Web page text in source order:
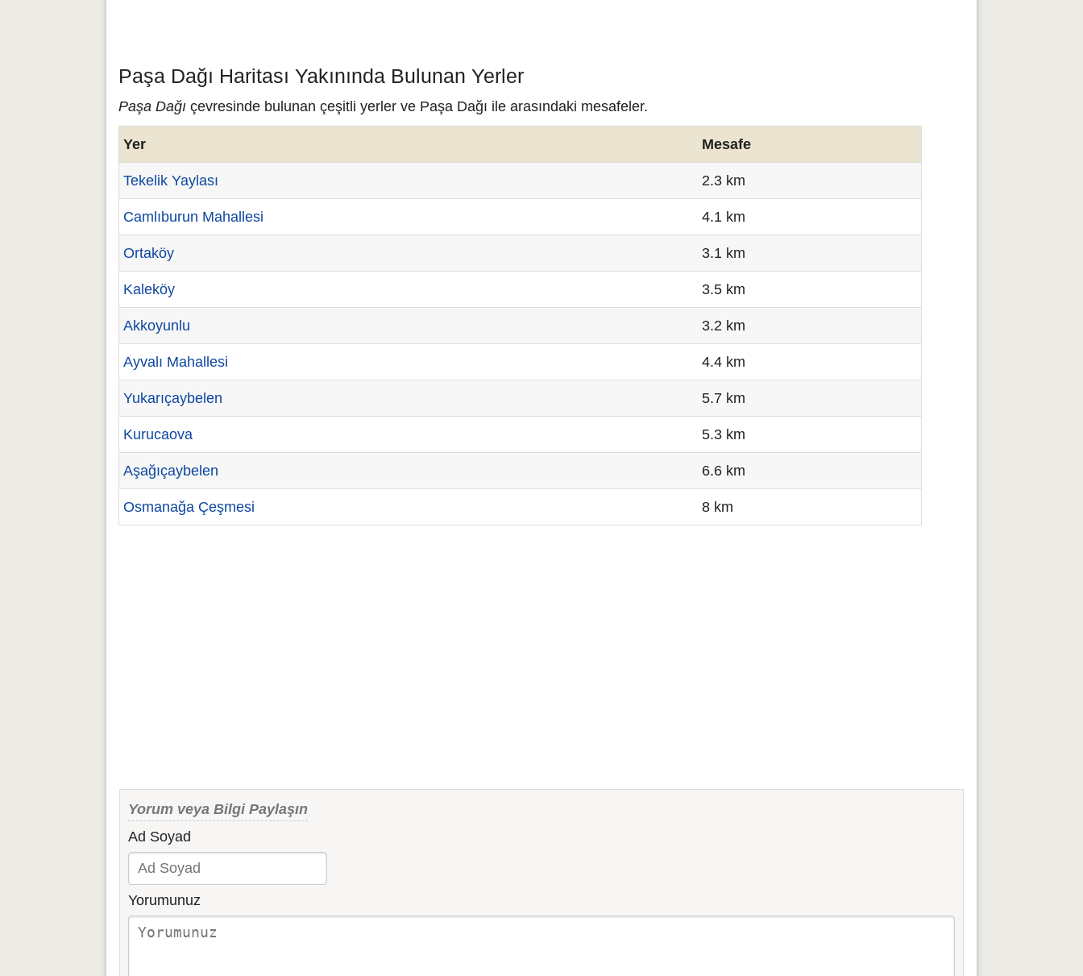
Paşa Dağı Haritası Yakınında Bulunan Yerler
Paşa Dağı çevresinde bulunan çeşitli yerler ve Paşa Dağı ile arasındaki mesafeler.
Yer Mesafe
Tekelik Yaylası 2.3 km
Camlıburun Mahallesi 4.1 km
Ortaköy 3.1 km
Kaleköy 3.5 km
Akkoyunlu 3.2 km
Ayvalı Mahallesi 4.4 km
Yukarıçaybelen 5.7 km
Kurucaova 5.3 km
Aşağıçaybelen 6.6 km
Osmanağa Çeşmesi 8 km
Yorum veya Bilgi Paylaşın
Ad Soyad
Yorumunuz